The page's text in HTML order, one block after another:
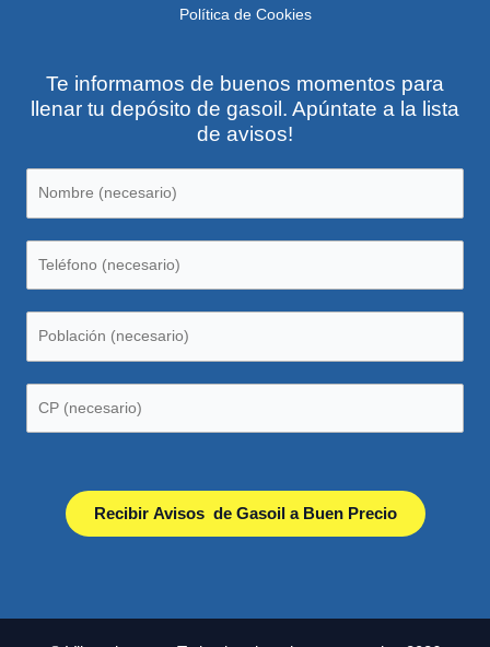
Política de Cookies
Te informamos de buenos momentos para
llenar tu depósito de gasoil. Apúntate a la lista
de avisos!